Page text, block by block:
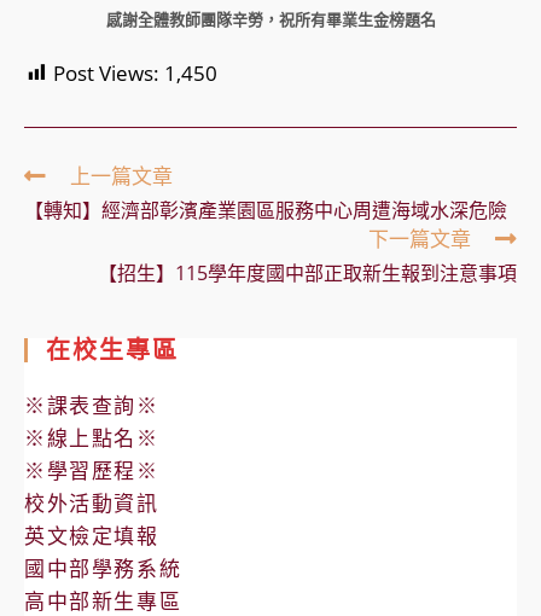
感謝全體教師團隊辛勞，祝所有畢業生金榜題名
Post Views: 1,450
Read
more
articles
上一篇文章
【轉知】經濟部彰濱產業園區服務中心周遭海域水深危險
下一篇文章
【招生】115學年度國中部正取新生報到注意事項
在校生專區
※課表查詢※
※線上點名※
※學習歷程※
校外活動資訊
英文檢定填報
國中部學務系統
高中部新生專區